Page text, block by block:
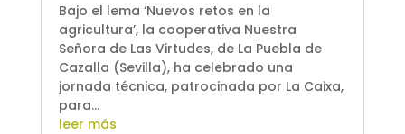
Bajo el lema ‘Nuevos retos en la
agricultura’, la cooperativa Nuestra
Señora de Las Virtudes, de La Puebla de
Cazalla (Sevilla), ha celebrado una
jornada técnica, patrocinada por La Caixa,
para...
leer más